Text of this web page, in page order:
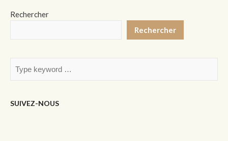
Rechercher
Rechercher
SUIVEZ-NOUS